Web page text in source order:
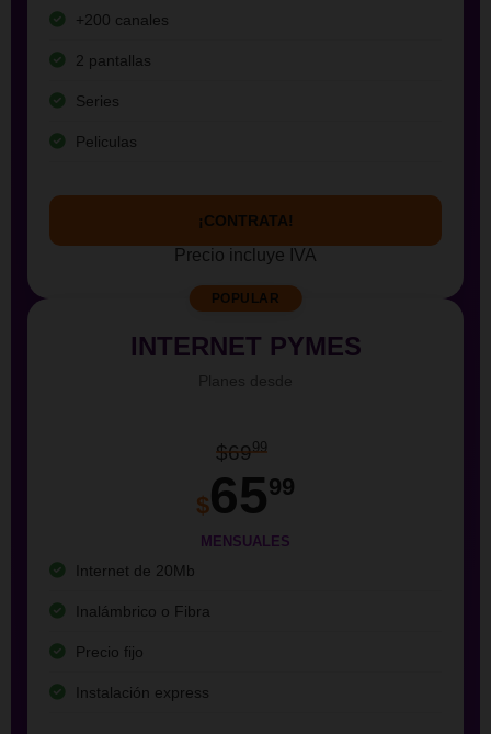
+200 canales
2 pantallas
Series
Peliculas
¡CONTRATA!
Precio incluye IVA
POPULAR
INTERNET PYMES
$6999
$6599
MENSUALES
Internet de 20Mb
Inalámbrico o Fibra
Precio fijo
Instalación express